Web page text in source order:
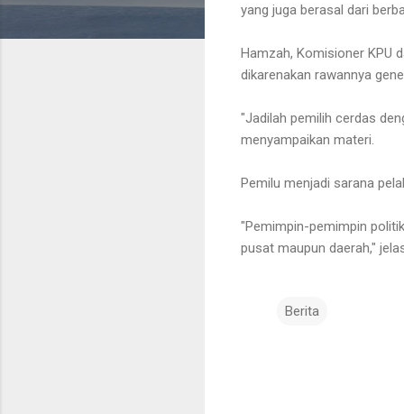
yang juga berasal dari
Hamzah, Komisioner KPU
dikarenakan rawannya
"Jadilah pemilih cerdas
menyampaikan materi.
Pemilu menjadi sarana
"Pemimpin-pemimpin
pusat maupun daerah,"
Berita